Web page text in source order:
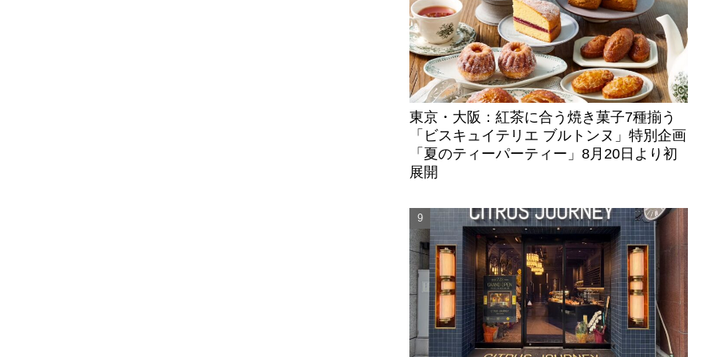
東京・大阪：紅茶に合う焼き菓子7種揃う
「ビスキュイテリエ ブルトンヌ」特別企画
「夏のティーパーティー」8月20日より初
展開